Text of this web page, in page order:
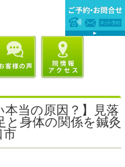
本当の原因？】見落
と身体の関係を鍼灸
市